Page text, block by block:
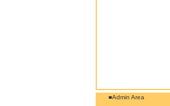
■Admin Area